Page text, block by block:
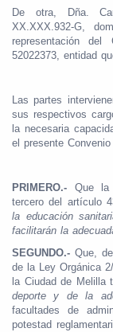
De otra, Dña.
XX.XXX.932-G,
representación
52022373, entidad
Las partes
sus respectivos
la necesaria
el presente
PRIMERO.- Que la
tercero del artículo
la educación
facilitarán la
SEGUNDO.- Que,
de la Ley Orgánica
la Ciudad de Melilla
deporte y de la
facultades de
potestad